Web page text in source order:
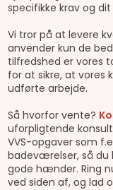
specifikke krav og
Vi tror på at levere
anvender kun de
tilfredshed er vores
for at sikre, at vores
udførte arbejde.
Så hvorfor vente?
uforpligtende
VVS-opgaver som
badeværelser, så du
gode hænder. Ring
ved siden af, og lad